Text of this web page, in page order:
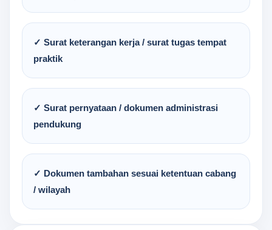
✓ Surat keterangan kerja / surat tugas tempat
praktik
✓ Surat pernyataan / dokumen administrasi
pendukung
✓ Dokumen tambahan sesuai ketentuan cabang
/ wilayah